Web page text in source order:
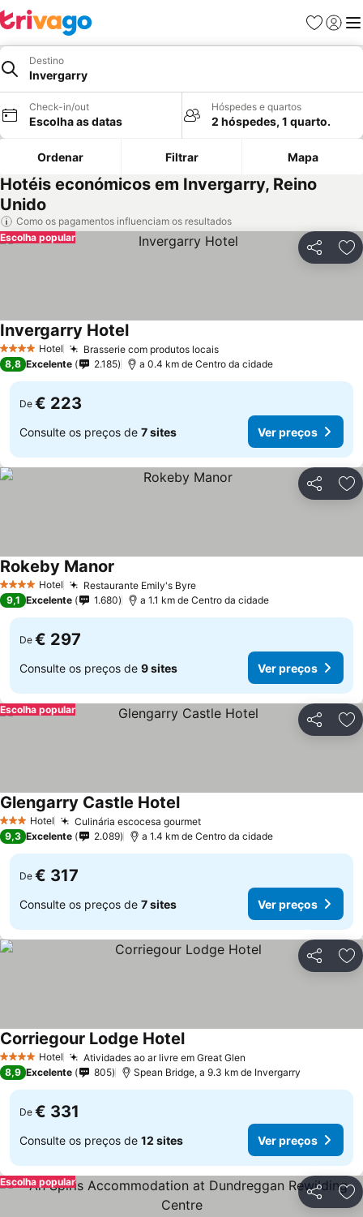
Favoritos
Iniciar
Destino
Invergarry
Check-in/out
Escolha as datas
Hóspedes e quartos
2 hóspedes, 1 quarto.
Ordenar Filtrar Mapa
Hotéis económicos em Invergarry, Reino
Unido
Como os pagamentos influenciam os resultados
Partilhar
Escolha popular
4 EstrelasHotel Brasserie com produtos locaisVer preços
Invergarry HotelVer preços
8,8 Excelente 2.185 a 0.4 km de Centro da cidade
De € 223
Consulte os preços de 7 sites Ver preços
Partilhar
4 EstrelasHotel Restaurante Emily's ByreVer preços
Rokeby Manor
9,1 Excelente 1.680 a 1.1 km de Centro da cidade
De € 297
Consulte os preços de 9 sites Ver preços
Partilhar
Escolha popular
3 EstrelasHotel Culinária escocesa gourmetVer preços
Glengarry Castle HotelVer preços
9,3 Excelente 2.089 a 1.4 km de Centro da cidade
De € 317
Consulte os preços de 7 sites Ver preços
Partilhar
4 EstrelasHotel Atividades ao ar livre em Great Glen
Corriegour Lodge HotelVer preços
8,9 Excelente 805 Spean Bridge, a 9.3 km de Invergarry
De € 331
Consulte os preços de 12 sites Ver preços
Partilhar
Escolha popular